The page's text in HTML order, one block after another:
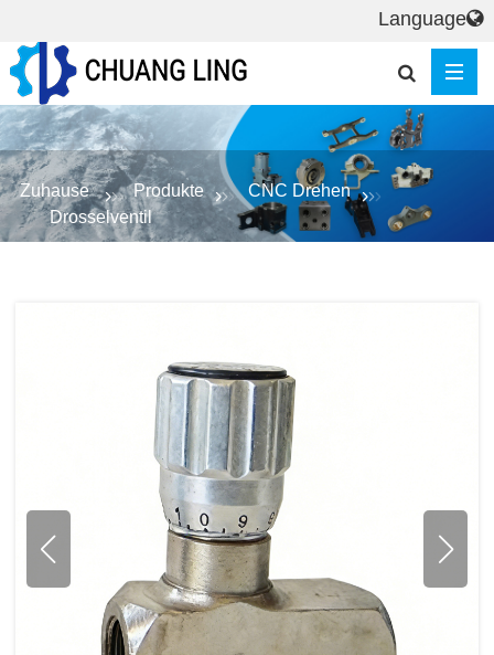
Zuhause Produkte
CNC Drehen
Drosselventil
Language